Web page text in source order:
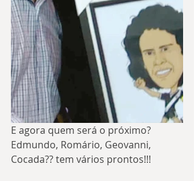
E agora quem será o próximo?
Edmundo, Romário, Geovanni,
Cocada?? tem vários prontos!!!